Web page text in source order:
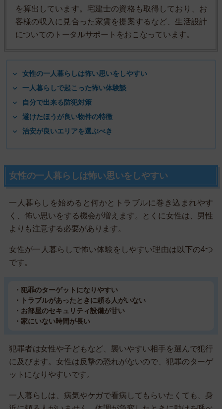
を算出しています。宅建士の資格も取得しており、お
客様の収入に見合った家賃を提案するなど、生活設計
についてのトータルサポートをおこなっています。
女性の一人暮らしは怖い思いをしやすい
一人暮らしで起こった怖い体験談
自分で出来る防犯対策
避けたほうが良い物件の特徴
治安が良いエリアを選ぶべき
女性の一人暮らしは怖い思いをしやすい
一人暮らしを始めると何かとトラブルに巻き込まれやす
く、怖い思いをする機会が増えます。とくに女性は、男性
よりも注意する必要があります。
女性が一人暮らしで怖い体験をしやすい理由は以下の4つ
です。
・犯罪のターゲットになりやすい
・トラブルがあったときに頼る人がいない
・お部屋のセキュリティ設備が甘い
・家にいない時間が長い
犯罪者は女性や子どもなど、襲いやすい相手を選んで犯行
に及びます。女性は反撃の恐れがないので、犯罪のターゲ
ットになりやすいです。
一人暮らしは、病気やケガで看病してもらいたくても、身